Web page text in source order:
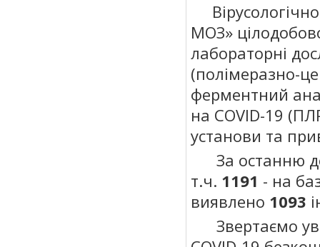
МОЗ»
лабораторні
(полімеразно-
ферментний
на COVID-19
установи та
За останню
т.ч. 1191 - на
виявлено 1093
Звертаємо